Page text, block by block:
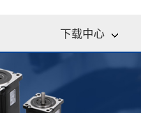
下载中心